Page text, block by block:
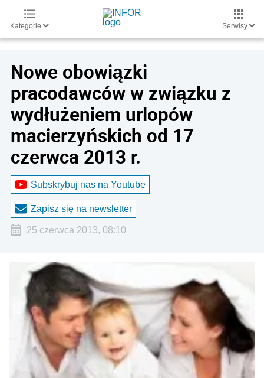
Kategorie Serwisy
Nowe obowiązki
pracodawców w związku z
wydłużeniem urlopów
macierzyńskich od 17
czerwca 2013 r.
Subskrybuj nas na Youtube
Zapisz się na newsletter
25 czerwca 2013, 08:10